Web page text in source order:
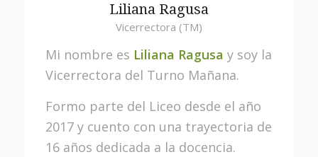
Liliana Ragusa
Vicerrectora (TM)
Mi nombre es Liliana Ragusa y soy la
Vicerrectora del Turno Mañana.
Formo parte del Liceo desde el año
2017 y cuento con una trayectoria de
16 años dedicada a la docencia.